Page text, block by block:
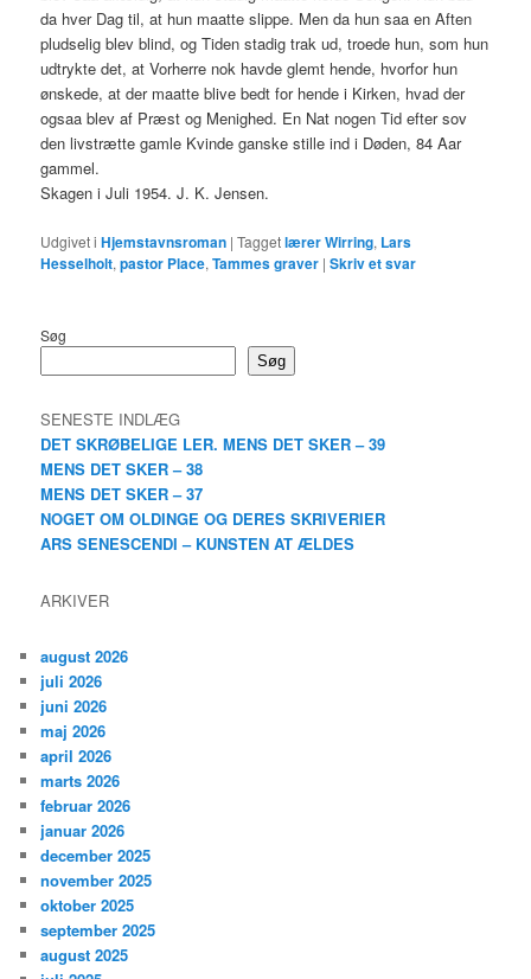
da hver Dag til, at hun maatte slippe. Men da hun saa en Aften
pludselig blev blind, og Tiden stadig trak ud, troede hun, som hun
udtrykte det, at Vorherre nok havde glemt hende, hvorfor hun
ønskede, at der maatte blive bedt for hende i Kirken, hvad der
ogsaa blev af Præst og Menighed. En Nat nogen Tid efter sov
den livstrætte gamle Kvinde ganske stille ind i Døden, 84 Aar
gammel.
Skagen i Juli 1954. J. K. Jensen.
Udgivet i Hjemstavnsroman |Taggetlærer Wirring, Lars
Hesselholt,pastor Place,Tammes graver |Skriv et svar
Søg
Søg
SENESTE INDLÆG
DET SKRØBELIGE LER. MENS DET SKER – 39
MENS DET SKER – 38
MENS DET SKER – 37
NOGET OM OLDINGE OG DERES SKRIVERIER
ARS SENESCENDI – KUNSTEN AT ÆLDES
ARKIVER
august 2026
juli 2026
juni 2026
maj 2026
april 2026
marts 2026
februar 2026
januar 2026
december 2025
november 2025
oktober 2025
september 2025
august 2025